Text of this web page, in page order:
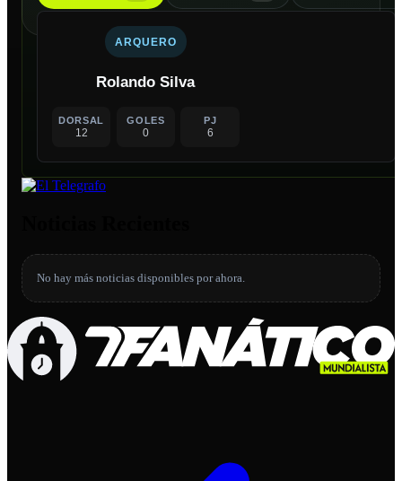
ARQUERO
Rolando Silva
DORSAL
12
GOLES
0
PJ
6
No hay más noticias disponibles por ahora.